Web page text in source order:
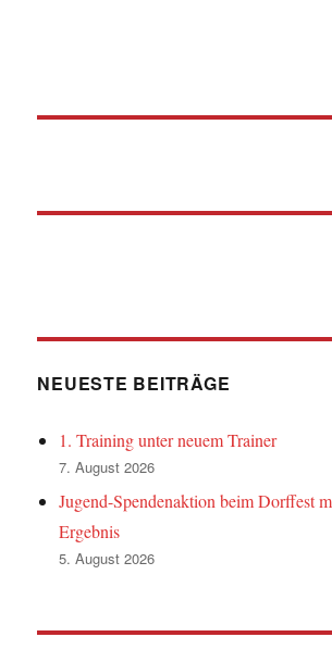
NEUESTE BEITRÄGE
1. Training unter neuem Trainer
7. August 2026
Jugend-Spendenaktion beim Dorffest
Ergebnis
5. August 2026